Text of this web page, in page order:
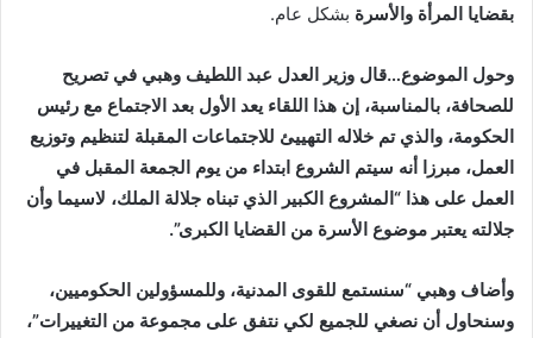
بقضايا المرأة والأسرة بشكل عام.
وحول الموضوع…قال وزير العدل عبد اللطيف وهبي في تصريح
للصحافة، بالمناسبة، إن هذا اللقاء يعد الأول بعد الاجتماع مع رئيس
الحكومة، والذي تم خلاله التهييئ للاجتماعات المقبلة لتنظيم وتوزيع
العمل، مبرزا أنه سيتم الشروع ابتداء من يوم الجمعة المقبل في
العمل على هذا “المشروع الكبير الذي تبناه جلالة الملك، لاسيما وأن
جلالته يعتبر موضوع الأسرة من القضايا الكبرى”.
وأضاف وهبي “سنستمع للقوى المدنية، وللمسؤولين الحكوميين،
وسنحاول أن نصغي للجميع لكي نتفق على مجموعة من التغييرات”،